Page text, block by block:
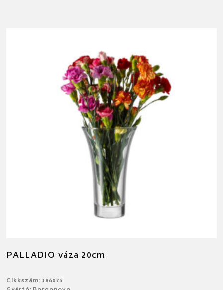
PALLADIO váza 20cm
Cikkszám: 186075